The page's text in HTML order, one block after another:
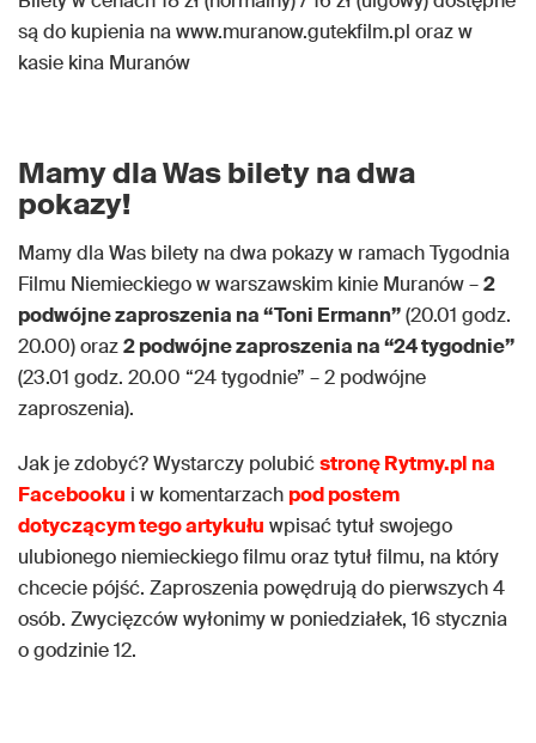
są do kupienia na www.muranow.gutekfilm.pl oraz w
kasie kina Muranów
Mamy dla Was bilety na dwa
pokazy!
Mamy dla Was bilety na dwa pokazy w ramach Tygodnia
Filmu Niemieckiego w warszawskim kinie Muranów –2
podwójne zaproszenia na “Toni Ermann”(20.01 godz.
20.00) oraz2 podwójne zaproszenia na “24 tygodnie”
(23.01 godz. 20.00 “24 tygodnie” – 2 podwójne
zaproszenia).
Jak je zdobyć? Wystarczy polubićstronę Rytmy.pl na
Facebooku i w komentarzach pod postem
dotyczącym tego artykułu wpisać tytuł swojego
ulubionego niemieckiego filmu oraz tytuł filmu, na który
chcecie pójść. Zaproszenia powędrują do pierwszych 4
osób. Zwycięzców wyłonimy w poniedziałek, 16 stycznia
o godzinie 12.